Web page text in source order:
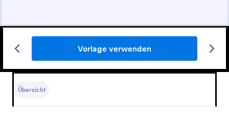
Vorlage verwenden
Übersicht